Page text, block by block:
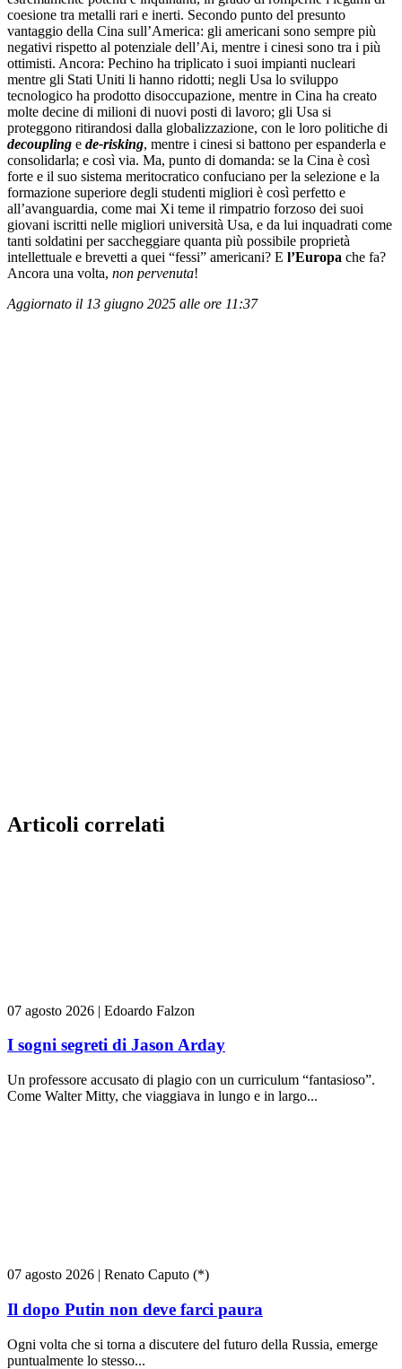
coesione tra metalli rari e inerti. Secondo punto del presunto
vantaggio della Cina sull’America: gli americani sono sempre più
negativi rispetto al potenziale dell’Ai, mentre i cinesi sono tra i più
ottimisti. Ancora: Pechino ha triplicato i suoi impianti nucleari
mentre gli Stati Uniti li hanno ridotti; negli Usa lo sviluppo
tecnologico ha prodotto disoccupazione, mentre in Cina ha creato
molte decine di milioni di nuovi posti di lavoro; gli Usa si
proteggono ritirandosi dalla globalizzazione, con le loro politiche di
decoupling e de-risking, mentre i cinesi si battono per espanderla e
consolidarla; e così via. Ma, punto di domanda: se la Cina è così
forte e il suo sistema meritocratico confuciano per la selezione e la
formazione superiore degli studenti migliori è così perfetto e
all’avanguardia, come mai Xi teme il rimpatrio forzoso dei suoi
giovani iscritti nelle migliori università Usa, e da lui inquadrati come
tanti soldatini per saccheggiare quanta più possibile proprietà
intellettuale e brevetti a quei “fessi” americani? E l’Europa che fa?
Ancora una volta, non pervenuta!
Aggiornato il 13 giugno 2025 alle ore 11:37
Articoli correlati
07 agosto 2026 | Edoardo Falzon
I sogni segreti di Jason Arday
Un professore accusato di plagio con un curriculum “fantasioso”.
Come Walter Mitty, che viaggiava in lungo e in largo...
07 agosto 2026 | Renato Caputo (*)
Il dopo Putin non deve farci paura
Ogni volta che si torna a discutere del futuro della Russia, emerge
puntualmente lo stesso...